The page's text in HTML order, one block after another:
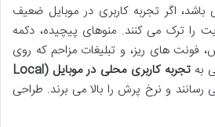
اگر تجربه کاربری در موبایل ضعیف
را ترک می کنند. منوهای پیچیده، دکمه
های ریز، و تبلیغات مزاحم که روی
به
تجربه کاربری محلی در موبایل (Local
و نرخ پرش را بالا می برند. طراحی